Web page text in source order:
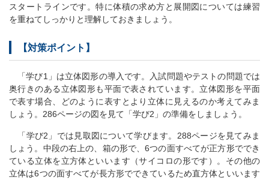
スタートラインです。特に体積の求め方と展開図については練習
を重ねてしっかりと理解しておきましょう。
【対策ポイント】
「学び1」は立体図形の導入です。入試問題やテストの問題では
奥行きのある立体図形も平面で表されています。立体図形を平面
で表す場合、どのように表すとより立体に見えるのか考えてみま
しょう。286ページの図を見て「学び2」の準備をしましょう。
「学び2」では見取図について学びます。288ページを見てみま
しょう。中段の右上の、箱の形で、6つの面すべてが正方形ででき
ている立体を立方体といいます（サイコロの形です）。その他の
立体は6つの面すべてが長方形でできているため直方体といいます